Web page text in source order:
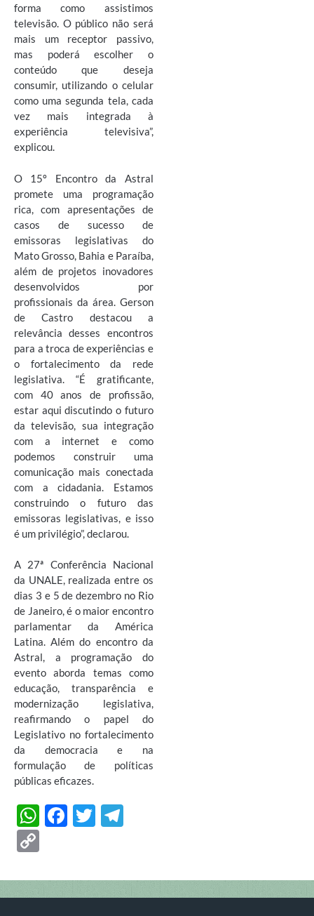
forma como assistimos
televisão. O público não será
mais um receptor passivo,
mas poderá escolher o
conteúdo que deseja
consumir, utilizando o celular
como uma segunda tela, cada
vez mais integrada à
experiência televisiva”,
explicou.
O 15º Encontro da Astral
promete uma programação
rica, com apresentações de
casos de sucesso de
emissoras legislativas do
Mato Grosso, Bahia e Paraíba,
além de projetos inovadores
desenvolvidos por
profissionais da área. Gerson
de Castro destacou a
relevância desses encontros
para a troca de experiências e
o fortalecimento da rede
legislativa. “É gratificante,
com 40 anos de profissão,
estar aqui discutindo o futuro
da televisão, sua integração
com a internet e como
podemos construir uma
comunicação mais conectada
com a cidadania. Estamos
construindo o futuro das
emissoras legislativas, e isso
é um privilégio”, declarou.
A 27ª Conferência Nacional
da UNALE, realizada entre os
dias 3 e 5 de dezembro no Rio
de Janeiro, é o maior encontro
parlamentar da América
Latina. Além do encontro da
Astral, a programação do
evento aborda temas como
educação, transparência e
modernização legislativa,
reafirmando o papel do
Legislativo no fortalecimento
da democracia e na
formulação de políticas
públicas eficazes.
W
s
A
F
b
o
T
er gr
a
p